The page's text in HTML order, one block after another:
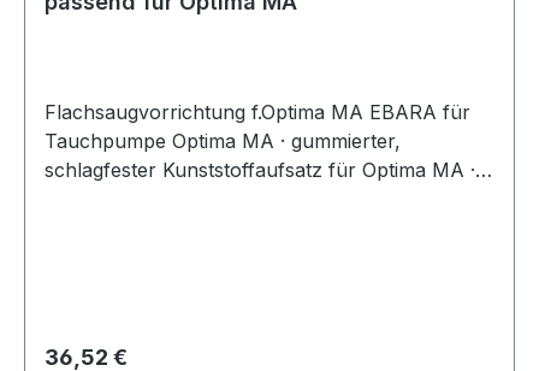
Flachsaugvorrichtung f.Optima MA EBARA für
Tauchpumpe Optima MA · gummierter,
schlagfester Kunststoffaufsatz für Optima MA ·
Regulärer Preis:
36,52 €